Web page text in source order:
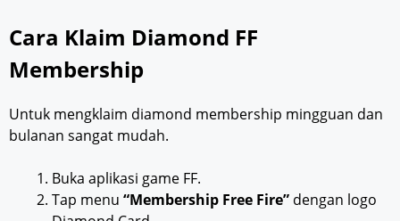
Cara Klaim Diamond FF
Membership
Untuk mengklaim diamond membership mingguan dan
bulanan sangat mudah.
Buka aplikasi game FF.
Tap menu “Membership Free Fire” dengan logo